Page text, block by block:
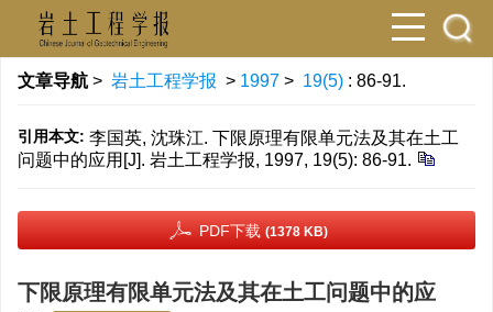
文章导航 > 岩土工程学报 > 1997 > 19(5) : 86-91.
引用本文: 李国英, 沈珠江. 下限原理有限单元法及其在土工
问题中的应用[J]. 岩土工程学报, 1997, 19(5): 86-91.
PDF下载 (1378 KB)
下限原理有限单元法及其在土工问题中的应